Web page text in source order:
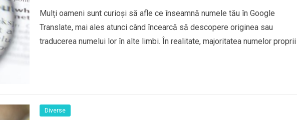
Mulți oameni sunt curioși să afle ce înseamnă numele tău în Google
Translate, mai ales atunci când încearcă să descopere originea sau
traducerea numelui lor în alte limbi. În realitate, majoritatea numelor proprii
Diverse